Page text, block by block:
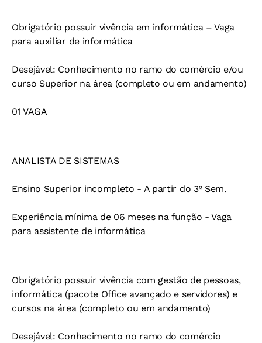
Obrigatório possuir vivência em informática – Vaga
para auxiliar de informática
Desejável: Conhecimento no ramo do comércio e/ou
curso Superior na área (completo ou em andamento)
01 VAGA
ANALISTA DE SISTEMAS
Ensino Superior incompleto - A partir do 3º Sem.
Experiência mínima de 06 meses na função - Vaga
para assistente de informática
Obrigatório possuir vivência com gestão de pessoas,
informática (pacote Office avançado e servidores) e
cursos na área (completo ou em andamento)
Desejável: Conhecimento no ramo do comércio